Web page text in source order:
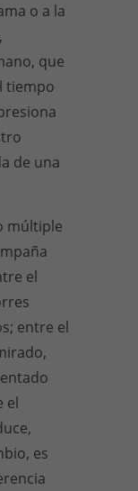
o a la
que
tiempo
de una
múltiple
el
entre el
el
es